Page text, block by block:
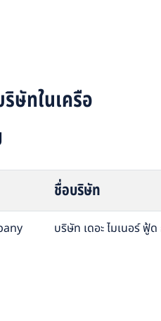
ษัทในเครือ
ชื่อบริษัท
บริษัท เดอะ ไมเนอร์ ฟู้